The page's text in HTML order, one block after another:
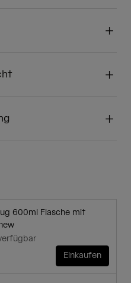
600ml Flasche mit
Einkaufen